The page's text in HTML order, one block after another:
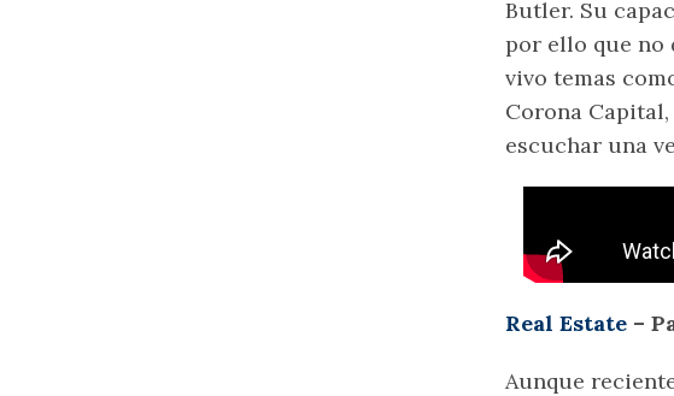
Butler. Su
por ello que no
vivo temas
Corona
escuchar una
Real Estate –
Aunque